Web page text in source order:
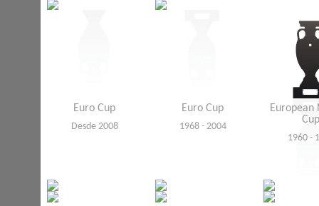
Euro Cup
Desde 2008
Euro Cup
1968 - 2004
European
Cup
1960 -